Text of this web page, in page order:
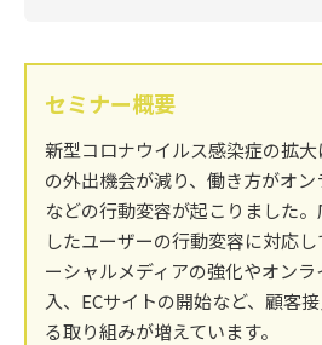
セミナー概要
新型コロナウイルス感染症の拡
の外出機会が減り、働き方がオ
などの行動変容が起こりました
したユーザーの行動変容に対応
ーシャルメディアの強化やオン
入、ECサイトの開始など、顧客
る取り組みが増えています。